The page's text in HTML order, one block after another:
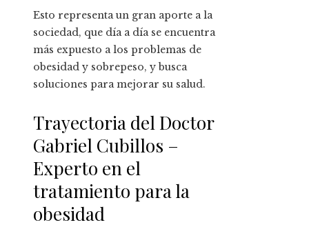
Esto representa un gran aporte a la
sociedad, que día a día se encuentra
más expuesto a los problemas de
obesidad y sobrepeso, y busca
soluciones para mejorar su salud.
Trayectoria del Doctor
Gabriel Cubillos –
Experto en el
tratamiento para la
obesidad